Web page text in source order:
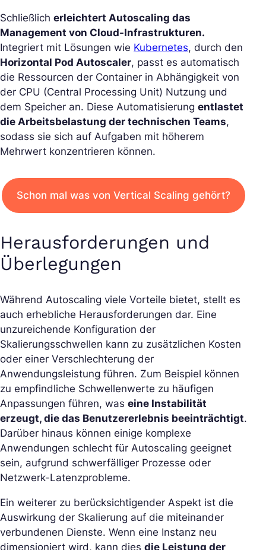
Schließlich erleichtert Autoscaling das
Management von Cloud-Infrastrukturen.
Integriert mit Lösungen wie Kubernetes, durch den
Horizontal Pod Autoscaler, passt es automatisch
die Ressourcen der Container in Abhängigkeit von
der CPU (Central Processing Unit) Nutzung und
dem Speicher an. Diese Automatisierung entlastet
die Arbeitsbelastung der technischen Teams,
sodass sie sich auf Aufgaben mit höherem
Mehrwert konzentrieren können.
Schon mal was von Vertical Scaling gehört?
Herausforderungen und
Überlegungen
Während Autoscaling viele Vorteile bietet, stellt es
auch erhebliche Herausforderungen dar. Eine
unzureichende Konfiguration der
Skalierungsschwellen kann zu zusätzlichen Kosten
oder einer Verschlechterung der
Anwendungsleistung führen. Zum Beispiel können
zu empfindliche Schwellenwerte zu häufigen
Anpassungen führen, was eine Instabilität
erzeugt, die das Benutzererlebnis beeinträchtigt.
Darüber hinaus können einige komplexe
Anwendungen schlecht für Autoscaling geeignet
sein, aufgrund schwerfälliger Prozesse oder
Netzwerk-Latenzprobleme.
Ein weiterer zu berücksichtigender Aspekt ist die
Auswirkung der Skalierung auf die miteinander
verbundenen Dienste. Wenn eine Instanz neu
dimensioniert wird, kann dies die Leistung der